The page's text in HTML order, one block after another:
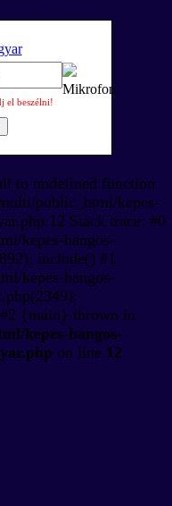
el beszélni!
to undefined function
public_html/kepes-
Stack trace: #0
kepes-hangos-
include() #1
kepes-hangos-
{main} thrown in
kepes-hangos-
on line 12